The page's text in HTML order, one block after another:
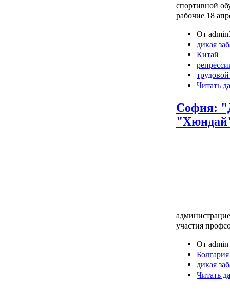
спортивной
рабочие 18
От
дикая
Китай
Читать
София:
участия
От admin
Болгария
дикая
Читать